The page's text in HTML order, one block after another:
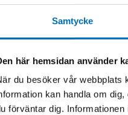
Samtycke
här hemsidan använder
du besöker vår webbplats
kan handla om
förväntar dig.